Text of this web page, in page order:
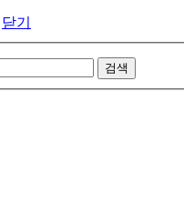
닫기
검색